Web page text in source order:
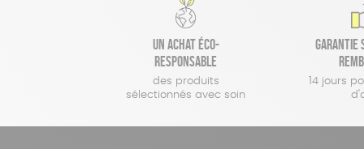
Un achat éco-
responsable
des produits
sélectionnés avec soin
Garantie
14 jours